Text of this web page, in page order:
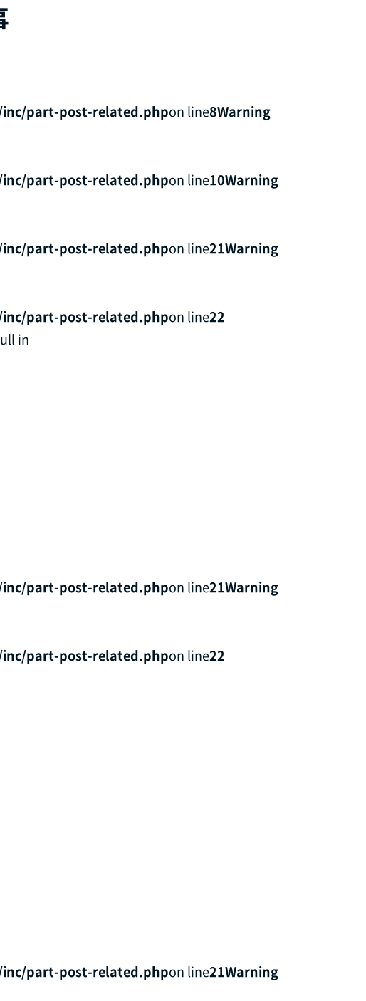
part-post-related.phpon line8Warning
part-post-related.phpon line10Warning
part-post-related.phpon line21Warning
part-post-related.phpon line22
in
part-post-related.phpon line21Warning
part-post-related.phpon line22
part-post-related.phpon line21Warning